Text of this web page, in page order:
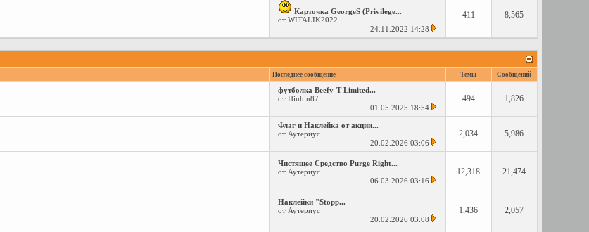
Карточка GeorgeS (Privilege...
от WITALIK2022
24.11.2022 14:28
411 8,565
Последнее сообщение Темы Сообщений
футболкa Beefy-T Limited...
от Hinhin87
01.05.2025 18:54
494 1,826
Флаг и Наклейка от акции...
от Аутериус
20.02.2026 03:06
2,034 5,986
Чистящее Средство Purge Right...
от Аутериус
06.03.2026 03:16
12,318 21,474
Наклейки "Stopp...
от Аутериус
20.02.2026 03:08
1,436 2,057